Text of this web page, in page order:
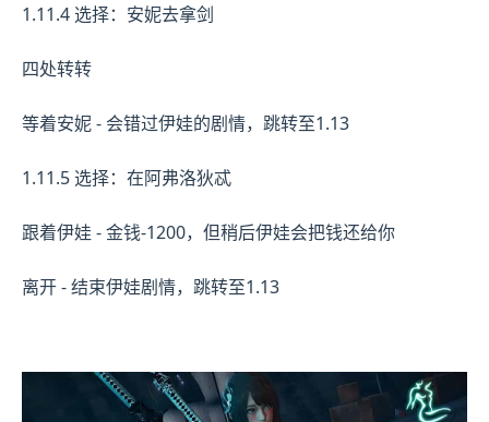
1.11.4 选择：安妮去拿剑
四处转转
等着安妮 - 会错过伊娃的剧情，跳转至1.13
1.11.5 选择：在阿弗洛狄忒
跟着伊娃 - 金钱-1200，但稍后伊娃会把钱还给你
离开 - 结束伊娃剧情，跳转至1.13